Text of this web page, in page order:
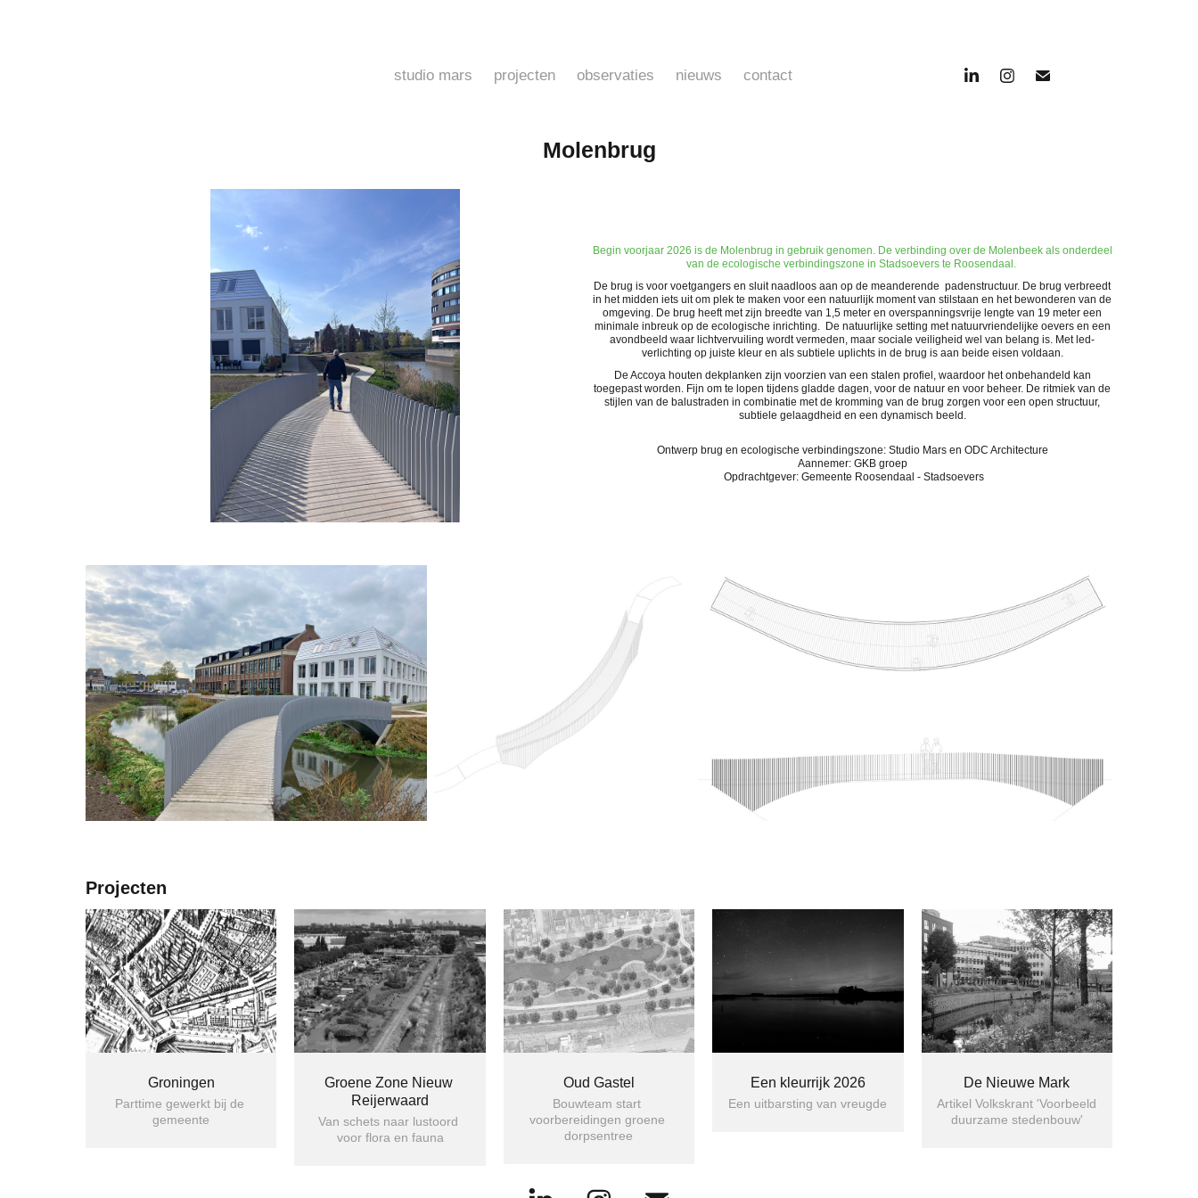
studio mars projecten observaties nieuws contact
Molenbrug
Begin voorjaar 2026 is de Molenbrug in gebruik genomen. De verbinding over de Molenbeek als onderdeel
van de ecologische verbindingszone in Stadsoevers te Roosendaal.
De brug is voor voetgangers en sluit naadloos aan op de meanderende padenstructuur. De brug verbreedt
in het midden iets uit om plek te maken voor een natuurlijk moment van stilstaan en het bewonderen van de
omgeving. De brug heeft met zijn breedte van 1,5 meter en overspanningsvrije lengte van 19 meter een
minimale inbreuk op de ecologische inrichting. De natuurlijke setting met natuurvriendelijke oevers en een
avondbeeld waar lichtvervuiling wordt vermeden, maar sociale veiligheid wel van belang is. Met led-
verlichting op juiste kleur en als subtiele uplichts in de brug is aan beide eisen voldaan.
De Accoya houten dekplanken zijn voorzien van een stalen profiel, waardoor het onbehandeld kan
toegepast worden. Fijn om te lopen tijdens gladde dagen, voor de natuur en voor beheer. De ritmiek van de
stijlen van de balustraden in combinatie met de kromming van de brug zorgen voor een open structuur,
subtiele gelaagdheid en een dynamisch beeld.
Ontwerp brug en ecologische verbindingszone: Studio Mars en ODC Architecture
Aannemer: GKB groep
Opdrachtgever: Gemeente Roosendaal - Stadsoevers
Projecten
Groningen
Parttime gewerkt bij de
gemeente
Groene Zone Nieuw
Reijerwaard
Van schets naar lustoord
voor flora en fauna
Oud Gastel
Bouwteam start
voorbereidingen groene
dorpsentree
Een kleurrijk 2026
Een uitbarsting van vreugde
De Nieuwe Mark
Artikel Volkskrant 'Voorbeeld
duurzame stedenbouw'